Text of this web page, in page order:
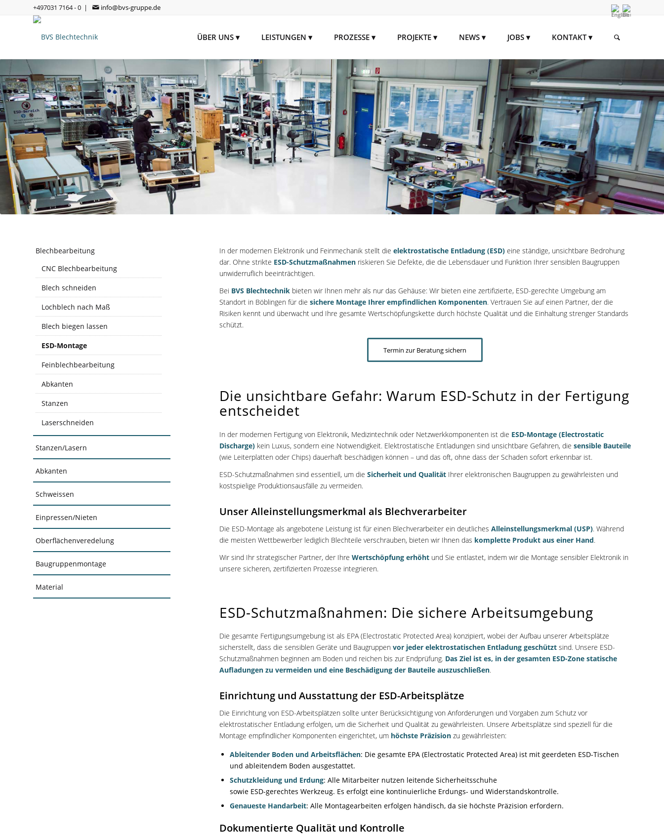
+497031 7164 - 0 | info@bvs-gruppe.de
ÜBER UNS LEISTUNGEN PROZESSE PROJEKTE NEWS JOBS KONTAKT
In der modernen Elektronik und Feinmechanik stellt die elektrostatische Entladung (ESD)eine ständige, unsichtbare Bedrohung
dar. Ohne strikte ESD-Schutzmaßnahmenriskieren Sie Defekte, die die Lebensdauer und Funktion Ihrer sensiblen Baugruppen
unwiderruflich beeinträchtigen.
Bei BVS Blechtechnikbieten wir Ihnen mehr als nur das Gehäuse: Wir bieten eine zertifizierte, ESD-gerechte Umgebung am
Standort in Böblingen für die sichere Montage Ihrer empfindlichen Komponenten. Vertrauen Sie auf einen Partner, der die
Risiken kennt und überwacht und Ihre gesamte Wertschöpfungskette durch höchste Qualität und die Einhaltung strenger Standards
schützt.
Termin zur Beratung sichern
Die unsichtbare Gefahr: Warum ESD-Schutz in der Fertigung
entscheidet
In der modernen Fertigung von Elektronik, Medizintechnik oder Netzwerkkomponenten ist die ESD-Montage (Electrostatic
Discharge)kein Luxus, sondern eine Notwendigkeit. Elektrostatische Entladungen sind unsichtbare Gefahren, die sensible Bauteile
(wie Leiterplatten oder Chips) dauerhaft beschädigen können – und das oft, ohne dass der Schaden sofort erkennbar ist.
ESD-Schutzmaßnahmen sind essentiell, um die Sicherheit und QualitätIhrer elektronischen Baugruppen zu gewährleisten und
kostspielige Produktionsausfälle zu vermeiden.
Unser Alleinstellungsmerkmal als Blechverarbeiter
Die ESD-Montage als angebotene Leistung ist für einen Blechverarbeiter ein deutliches Alleinstellungsmerkmal (USP). Während
die meisten Wettbewerber lediglich Blechteile verschrauben, bieten wir Ihnen das komplette Produkt aus einer Hand.
Wir sind Ihr strategischer Partner, der Ihre Wertschöpfung erhöhtund Sie entlastet, indem wir die Montage sensibler Elektronik in
unsere sicheren, zertifizierten Prozesse integrieren.
ESD-Schutzmaßnahmen: Die sichere Arbeitsumgebung
Die gesamte Fertigungsumgebung ist als EPA (Electrostatic Protected Area) konzipiert, wobei der Aufbau unserer Arbeitsplätze
sicherstellt, dass die sensiblen Geräte und Baugruppenvor jeder elektrostatischen Entladung geschütztsind. Unsere ESD-
Schutzmaßnahmen beginnen am Boden und reichen bis zur Endprüfung. Das Ziel ist es, in der gesamten ESD-Zone statische
Aufladungen zu vermeiden und eine Beschädigung der Bauteile auszuschließen.
Einrichtung und Ausstattung der ESD-Arbeitsplätze
Die Einrichtung von ESD-Arbeitsplätzen sollte unter Berücksichtigung von Anforderungen und Vorgaben zum Schutz vor
elektrostatischer Entladung erfolgen, um die Sicherheit und Qualität zu gewährleisten. Unsere Arbeitsplätze sind speziell für die
Montage empfindlicher Komponenten eingerichtet, um höchste Präzisionzu gewährleisten:
Ableitender Boden und Arbeitsflächen: Die gesamte EPA (Electrostatic Protected Area) ist mit geerdeten ESD-Tischen
und ableitendem Boden ausgestattet.
Schutzkleidung und Erdung: Alle Mitarbeiter nutzen leitende Sicherheitsschuhe
sowie ESD-gerechtes Werkzeug. Es erfolgt eine kontinuierliche Erdungs- und Widerstandskontrolle.
Genaueste Handarbeit: Alle Montagearbeiten erfolgen händisch, da sie höchste Präzision erfordern.
Dokumentierte Qualität und Kontrolle
Blechbearbeitung
CNC Blechbearbeitung
Blech schneiden
Lochblech nach Maß
Blech biegen lassen
ESD-Montage
Feinblechbearbeitung
Abkanten
Stanzen
Laserschneiden
Stanzen/Lasern
Abkanten
Schweissen
Einpressen/Nieten
Oberflächenveredelung
Baugruppenmontage
Material